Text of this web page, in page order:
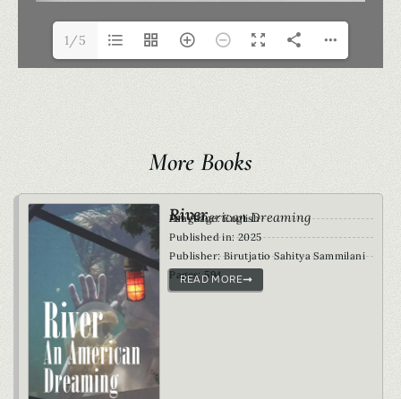
1/5
More Books
River
An American Dreaming
Language: English
Published in: 2025
Publisher: Birutjatio Sahitya Sammilani
Pages: 594
READ MORE